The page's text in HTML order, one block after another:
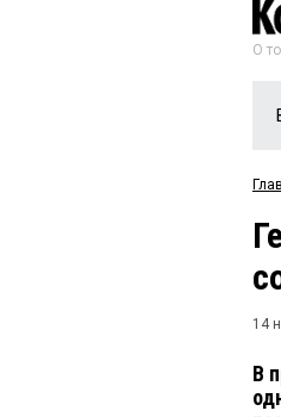
О
14
В